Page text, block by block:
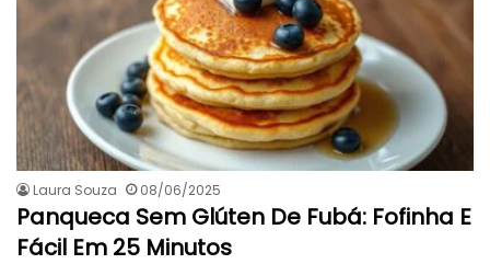
Laura Souza 08/06/2025
Panqueca Sem Glúten De Fubá: Fofinha E
Fácil Em 25 Minutos